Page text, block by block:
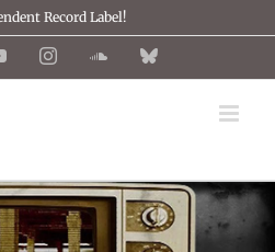
Record Label!
YouTubeInstagramSoundCloud
Bluesky